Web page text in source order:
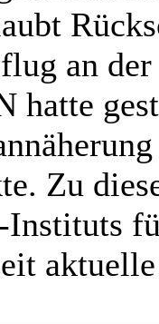
an der
hatte
Zu